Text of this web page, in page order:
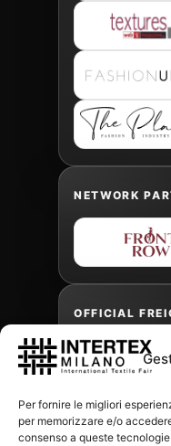
Per fornire le migliori
per memorizzare e/o
consenso a queste
NETWORK
OFFICIAL